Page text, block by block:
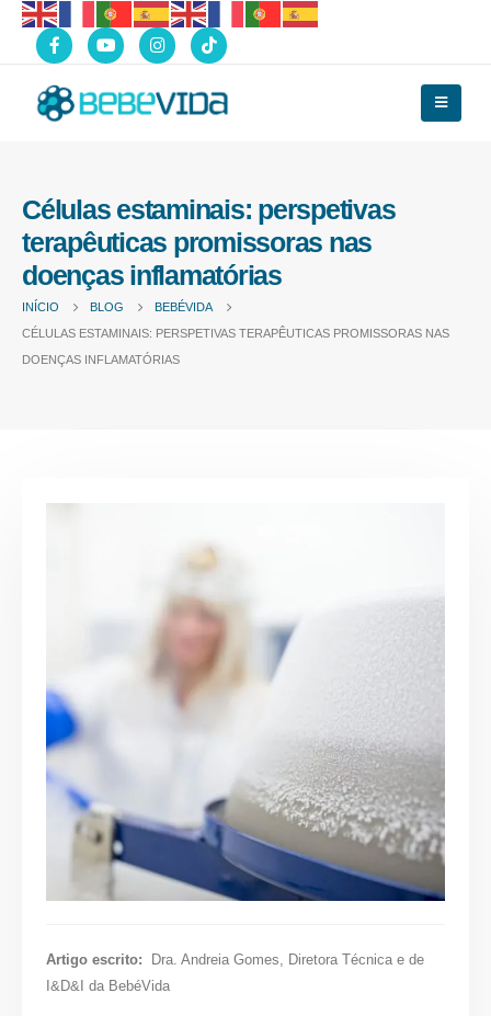
Células estaminais: perspetivas
terapêuticas promissoras nas
doenças inflamatórias
INÍCIO BLOG
BEBÉVIDA
CÉLULAS ESTAMINAIS: PERSPETIVAS TERAPÊUTICAS PROMISSORAS NAS
DOENÇAS INFLAMATÓRIAS
Artigo escrito: Dra. Andreia Gomes,
Diretora Técnica e de
I&D&I da BebéVida